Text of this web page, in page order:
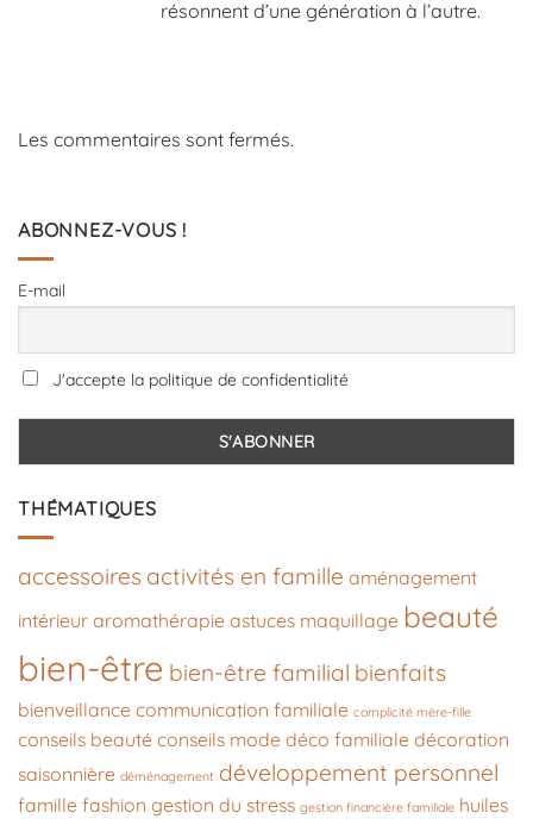
résonnent d’une génération à l’autre.
Les commentaires sont fermés.
ABONNEZ-VOUS !
E-mail
J'accepte la politique de confidentialité
THÉMATIQUES
accessoires activités en famille aménagement
intérieur aromathérapie astuces maquillage beauté
bien-être bien-être familial bienfaits
bienveillance communication familiale complicité mère-fille
conseils beauté conseils mode déco familiale décoration
saisonnière déménagement développement personnel
famille fashion gestion du stress gestion financière familiale huiles